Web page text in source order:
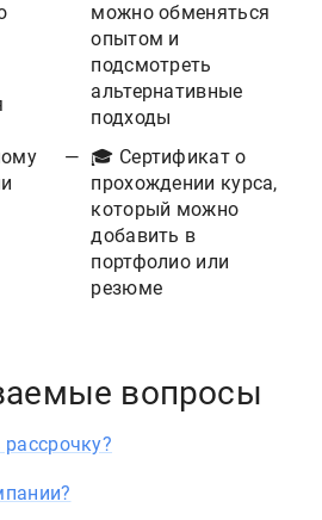
можно обменяться
опытом и
подсмотреть
альтернативные
подходы
🎓 Сертификат о
прохождении курса,
который можно
добавить в
портфолио или
резюме
вопросы